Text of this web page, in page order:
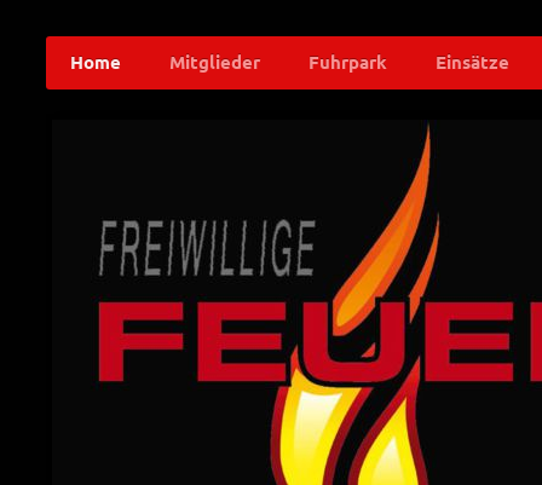
Home Mitglieder Fuhrpark Einsätze